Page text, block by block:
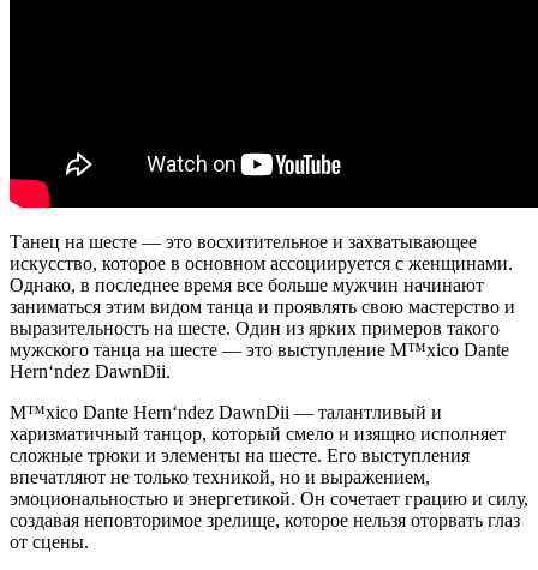
Танец на шесте — это восхитительное и захватывающее
искусство, которое в основном ассоциируется с женщинами.
Однако, в последнее время все больше мужчин начинают
заниматься этим видом танца и проявлять свою мастерство и
выразительность на шесте. Один из ярких примеров такого
мужского танца на шесте — это выступление M™xico Dante
Hern‘ndez DawnDii.
M™xico Dante Hern‘ndez DawnDii — талантливый и
харизматичный танцор, который смело и изящно исполняет
сложные трюки и элементы на шесте. Его выступления
впечатляют не только техникой, но и выражением,
эмоциональностью и энергетикой. Он сочетает грацию и силу,
создавая неповторимое зрелище, которое нельзя оторвать глаз
от сцены.